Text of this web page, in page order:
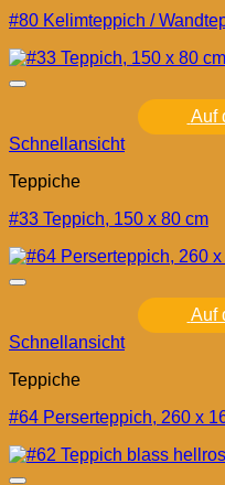
#80 Kelimteppich /
Auf
Schnellansicht
Teppiche
#33 Teppich, 150 x 80 cm
Auf
Schnellansicht
Teppiche
#64 Perserteppich, 260 x